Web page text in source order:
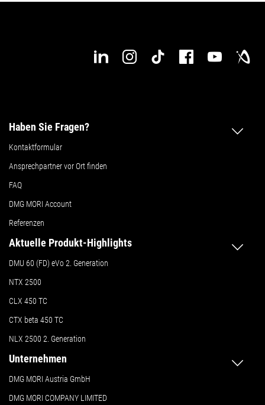
Haben Sie Fragen?
Kontaktformular
Ansprechpartner vor Ort finden
FAQ
DMG MORI Account
Referenzen
Aktuelle Produkt-Highlights
DMU 60 (FD) eVo 2. Generation
NTX 2500
CLX 450 TC
CTX beta 450 TC
NLX 2500 2. Generation
Unternehmen
DMG MORI Austria GmbH
DMG MORI COMPANY LIMITED